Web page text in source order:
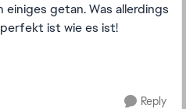
getan. Was allerdings
ist wie es ist!
Reply